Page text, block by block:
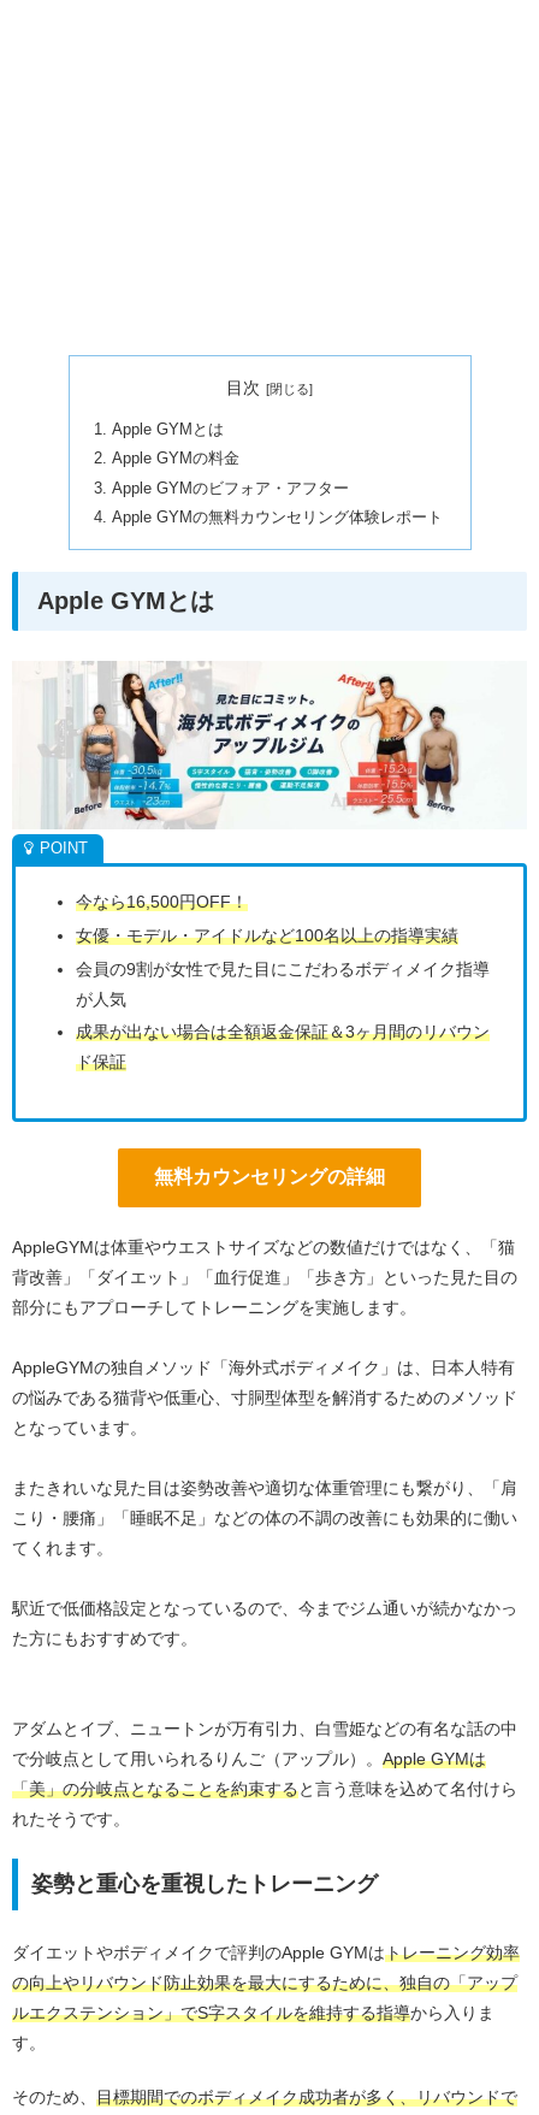
目次
Apple GYMとは
Apple GYMの料金
Apple GYMのビフォア・アフター
Apple GYMの無料カウンセリング体験レポート
Apple GYMとは
今なら16,500円OFF！
女優・モデル・アイドルなど100名以上の指導実績
会員の9割が女性で見た目にこだわるボディメイク指導
が人気
成果が出ない場合は全額返金保証＆3ヶ月間のリバウン
ド保証
無料カウンセリングの詳細
AppleGYMは体重やウエストサイズなどの数値だけではなく、「猫
背改善」「ダイエット」「血行促進」「歩き方」といった見た目の
部分にもアプローチしてトレーニングを実施します。
AppleGYMの独自メソッド「海外式ボディメイク」は、日本人特有
の悩みである猫背や低重心、寸胴型体型を解消するためのメソッド
となっています。
またきれいな見た目は姿勢改善や適切な体重管理にも繋がり、「肩
こり・腰痛」「睡眠不足」などの体の不調の改善にも効果的に働い
てくれます。
駅近で低価格設定となっているので、今までジム通いが続かなかっ
た方にもおすすめです。
アダムとイブ、ニュートンが万有引力、白雪姫などの有名な話の中
で分岐点として用いられるりんご（アップル）。 Apple GYMは
「美」の分岐点となることを約束すると言う意味を込めて名付けら
れたそうです。
姿勢と重心を重視したトレーニング
ダイエットやボディメイクで評判のApple GYMはトレーニング効率
の向上やリバウンド防止効果を最大にするために、独自の「アップ
ルエクステンション」でS字スタイルを維持する指導から入りま
す。
そのため、 目標期間でのボディメイク成功者が多く、リバウンドで